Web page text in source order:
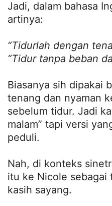
Jadi, dalam bahasa
artinya:
“Tidurlah dengan
“Tidur tanpa beban
Biasanya sih dipakai
tenang dan nyaman
sebelum tidur. Jadi
malam” tapi versi
peduli.
Nah, di konteks
itu ke Nicole sebagai
kasih sayang.